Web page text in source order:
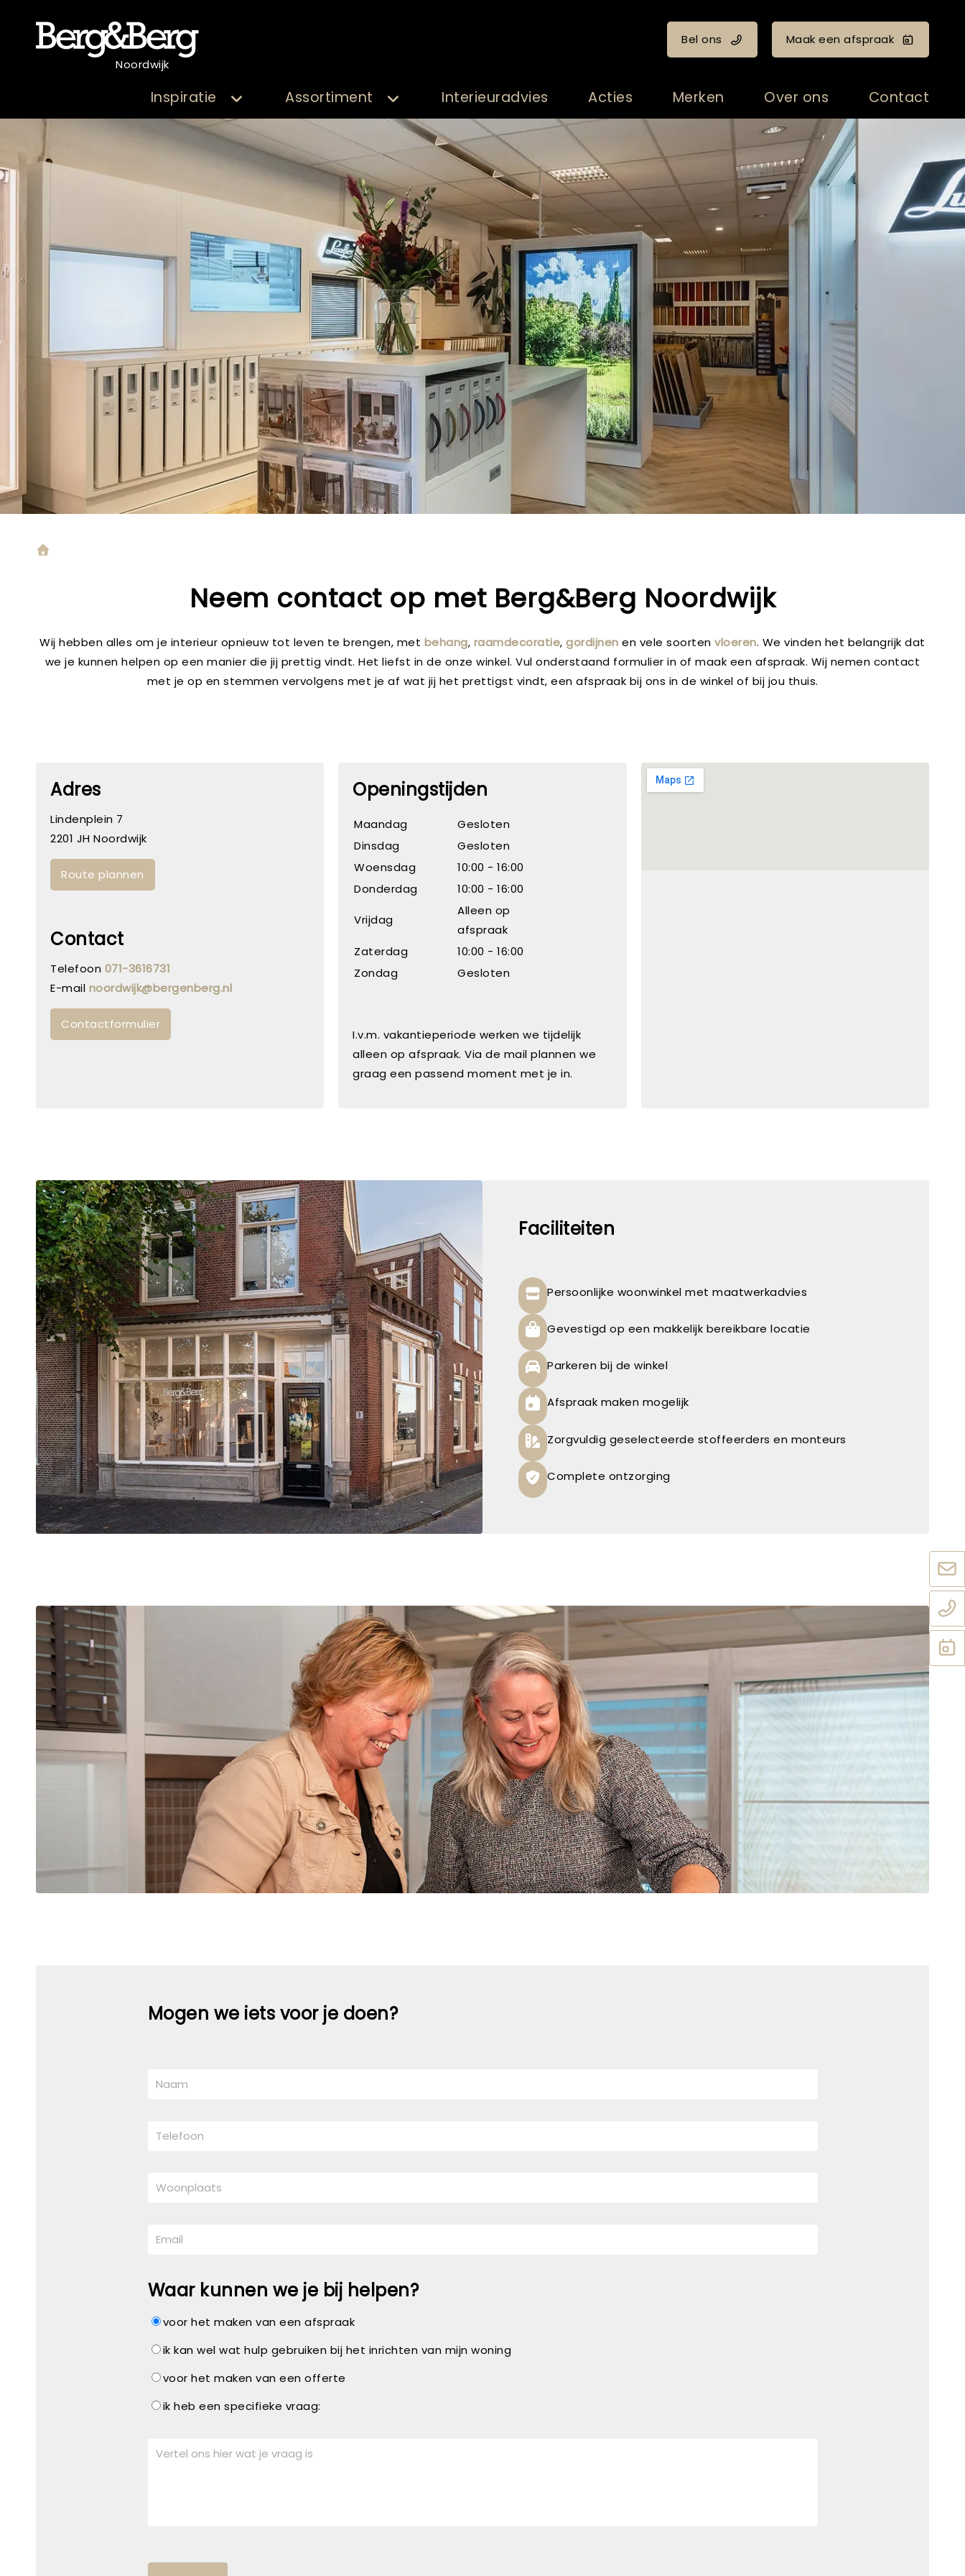
Noordwijk
Bel ons Maak een afspraak
Inspiratie Assortiment Interieuradvies Acties Merken Over ons Contact
Neem contact op met Berg&Berg Noordwijk
Wij hebben alles om je interieur opnieuw tot leven te brengen, met behang, raamdecoratie,gordijnenen vele soortenvloeren. We vinden het belangrijk dat
we je kunnen helpen op een manier die jij prettig vindt. Het liefst in de onze winkel. Vul onderstaand formulier in of maak een afspraak. Wij nemen contact
met je op en stemmen vervolgens met je af wat jij het prettigst vindt, een afspraak bij ons in de winkel of bij jou thuis.
Adres
Lindenplein 7
2201 JH Noordwijk
Route plannen
Contact
Telefoon 071-3616731
E-mail noordwijk@bergenberg.nl
Contactformulier
Openingstijden
Maandag
Gesloten
Dinsdag
Gesloten
Woensdag
10:00 - 16:00
Donderdag
10:00 - 16:00
Vrijdag
Alleen op
afspraak
Zaterdag
10:00 - 16:00
Zondag
Gesloten
I.v.m. vakantieperiode werken we tijdelijk
alleen op afspraak. Via de mail plannen we
graag een passend moment met je in.
Faciliteiten
Persoonlijke woonwinkel met maatwerkadvies
Gevestigd op een makkelijk bereikbare locatie
Parkeren bij de winkel
Afspraak maken mogelijk
Zorgvuldig geselecteerde stoffeerders en monteurs
Complete ontzorging
Mogen we iets voor je doen?
Waar kunnen we je bij helpen?
voor het maken van een afspraak
ik kan wel wat hulp gebruiken bij het inrichten van mijn woning
voor het maken van een offerte
ik heb een specifieke vraag: